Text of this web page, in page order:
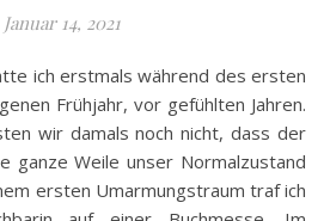
Januar 14, 2021
Frühjahr, vor gefühlten Jahren.
wir damals noch nicht, dass der
ganze Weile unser Normalzustand
ersten Umarmungstraum traf ich